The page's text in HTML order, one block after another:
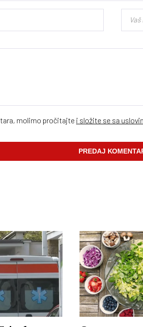
molimo pročitajte i složite se sa